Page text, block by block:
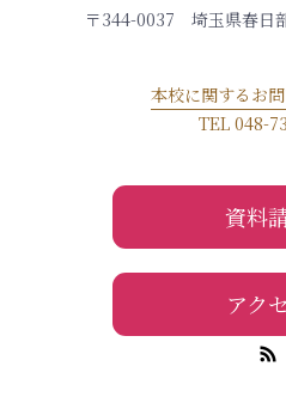
〒344-0037 埼玉県春日
本校に関するお
TEL 048-
資料
アク